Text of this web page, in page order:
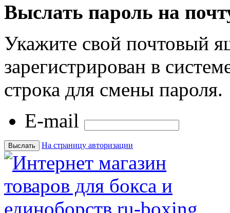
Выслать пароль на
Укажите свой почтовый
зарегистрирован в
строка для смены пароля.
E-mail
На страницу авторизации